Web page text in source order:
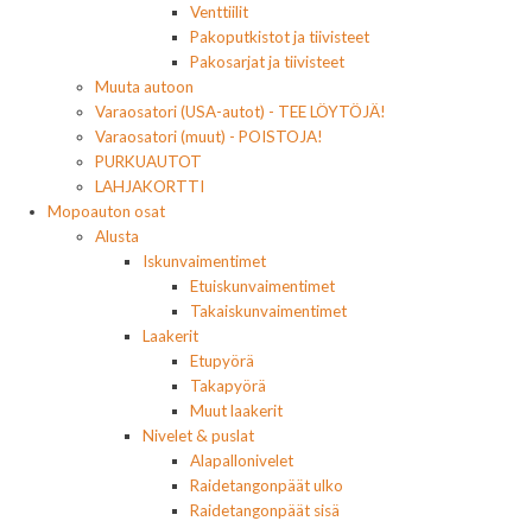
Venttiilit
Pakoputkistot ja tiivisteet
Pakosarjat ja tiivisteet
Muuta autoon
Varaosatori (USA-autot) - TEE LÖYTÖJÄ!
Varaosatori (muut) - POISTOJA!
PURKUAUTOT
LAHJAKORTTI
Mopoauton osat
Alusta
Iskunvaimentimet
Etuiskunvaimentimet
Takaiskunvaimentimet
Laakerit
Etupyörä
Takapyörä
Muut laakerit
Nivelet & puslat
Alapallonivelet
Raidetangonpäät ulko
Raidetangonpäät sisä